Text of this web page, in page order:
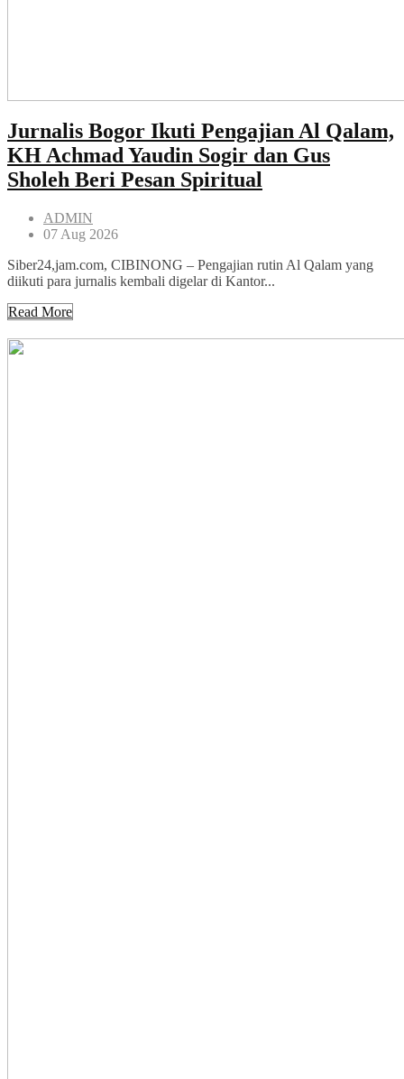
Jurnalis Bogor Ikuti Pengajian Al Qalam,
KH Achmad Yaudin Sogir dan Gus
Sholeh Beri Pesan Spiritual
ADMIN
07 Aug 2026
Siber24,jam.com, CIBINONG – Pengajian rutin Al Qalam yang
diikuti para jurnalis kembali digelar di Kantor...
Read More